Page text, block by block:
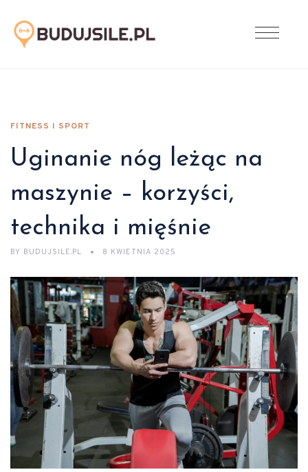
FITNESS I SPORT
Uginanie nóg leżąc na
maszynie – korzyści,
technika i mięśnie
BY BUDUJSILE.PL 8 KWIETNIA 2025